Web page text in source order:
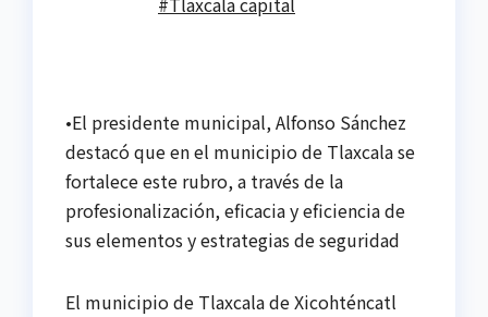
•El presidente municipal, Alfonso Sánchez
destacó que en el municipio de Tlaxcala se
fortalece este rubro, a través de la
profesionalización, eficacia y eficiencia de
sus elementos y estrategias de seguridad
El municipio de Tlaxcala de Xicohténcatl